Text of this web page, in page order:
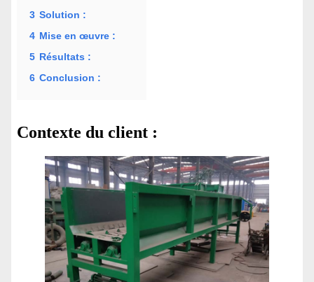
3 Solution :
4 Mise en œuvre :
5 Résultats :
6 Conclusion :
Contexte du client :